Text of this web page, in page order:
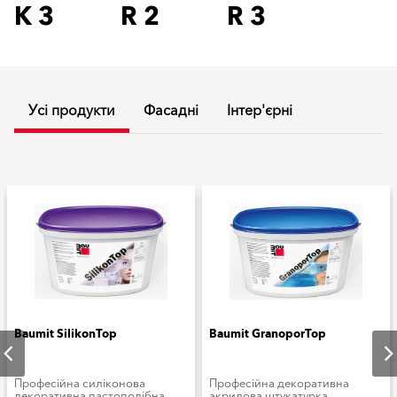
K 3 R 2 R 3
Усі продукти Фасадні Інтер'єрні
Baumit SilikonTop
Професійна силіконова
Baumit GranoporTop
Професійна декоративна